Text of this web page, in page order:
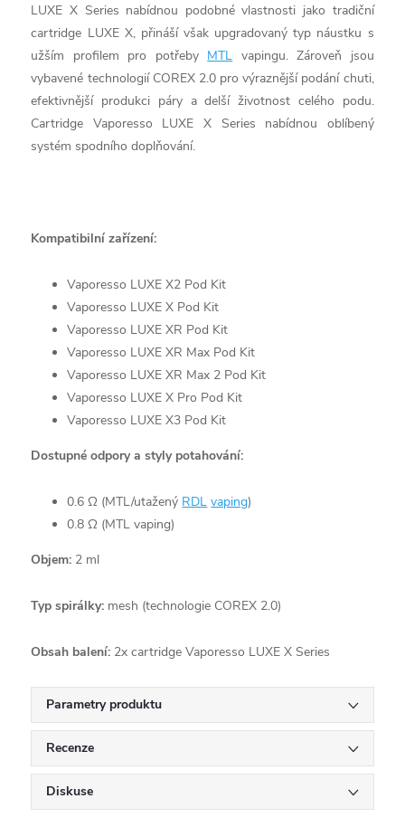
LUXE X Series nabídnou podobné vlastnosti jako tradiční
cartridge LUXE X, přináší však upgradovaný typ náustku s
užším profilem pro potřeby MTL vapingu. Zároveň jsou
vybavené technologií COREX 2.0 pro výraznější podání chuti,
efektivnější produkci páry a delší životnost celého podu.
Cartridge Vaporesso LUXE X Series nabídnou oblíbený
systém spodního doplňování.
Kompatibilní zařízení:
Vaporesso LUXE X2 Pod Kit
Vaporesso LUXE X Pod Kit
Vaporesso LUXE XR Pod Kit
Vaporesso LUXE XR Max Pod Kit
Vaporesso LUXE XR Max 2 Pod Kit
Vaporesso LUXE X Pro Pod Kit
Vaporesso LUXE X3 Pod Kit
Dostupné odpory a styly potahování:
0.6 Ω (MTL/utažený RDL vaping)
0.8 Ω (MTL vaping)
Objem: 2 ml
Typ spirálky: mesh (technologie COREX 2.0)
Obsah balení: 2x cartridge Vaporesso LUXE X Series
Parametry produktu
Recenze
Diskuse